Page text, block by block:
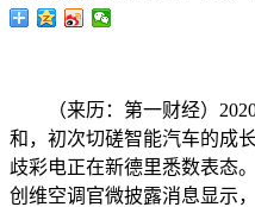
（来历：第一财经）2020
和，初次切磋智能汽车的成
歧彩电正在新德里悉数表态
创维空调官微披露消息显示